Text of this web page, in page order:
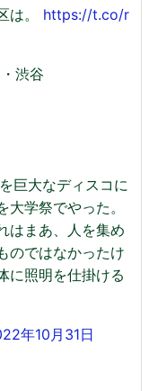
は。 https://t.co/r
渋谷
巨大なディスコに
学祭でやった。
はまあ、人を集め
のではなかったけ
に照明を仕掛ける
年10月31日